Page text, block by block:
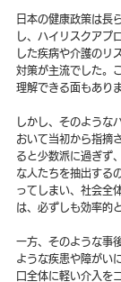
日本の健康政策は長
し、ハイリスクアプ
した疾病や介護のリ
対策が主流でした。
理解できる面もありま
しかし、そのような
おいて当初から指摘
ると少数派に過ぎず
な人たちを抽出する
ってしまい、社会全
は、必ずしも効率的
一方、そのような事
ような疾患や障がい
口全体に軽い介入を